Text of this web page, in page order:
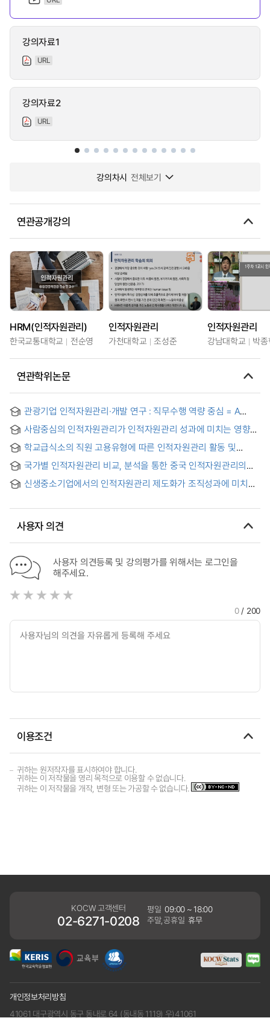
강의자료1
URL
강의자료2
URL
강의차시 전체보기
연관공개강의
HRM(인적자원관리)
한국교통대학교 전순영
인적자원관리
가천대학교 조성준
인적자원관리
강남대학교 박
연관학위논문
관광기업 인적자원관리·개발 연구 : 직무수행 역량 중심 = A
Development of Tourism Companies : Focusing on Job
Competency
사람중심의 인적자원관리가 인적자원관리 성과에 미치는 영향에
학교급식소의 직원 고용유형에 따른 인적자원관리 활동 및
(원)을 대상으로
국가별 인적자원관리 비교, 분석을 통한 중국 인적자원관리의
신생중소기업에서의 인적자원관리 제도화가 조직성과에 미치는
사용자 의견
사용자 의견등록 및 강의평가를 위해서는 로그인을
해주세요.
0/ 200
이용조건
귀하는 원저작자를 표시하여야 합니다.
귀하는 이 저작물을 영리 목적으로 이용할 수 없습니다.
귀하는 이 저작물을 개작, 변형 또는 가공할 수 없습니다.
KOCW 고객센터
02-6271-0208
평일 09:00 ~ 18:00
주말,공휴일 휴무
개인정보처리방침
41061 대구광역시 동구 동내로 64 (동내동 1119) 우)41061